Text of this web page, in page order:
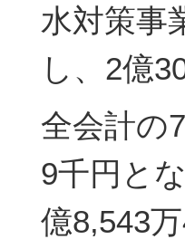
水対策事
し、2億
全会計の
9千円と
億8,543